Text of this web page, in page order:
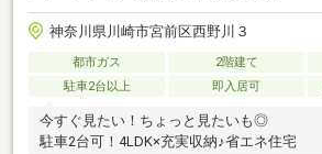
神奈川県川崎市宮前区西野川３
都市ガス 2階建て
駐車2台以上
即入居可
今すぐ見たい！ちょっと見たいも◎
駐車2台可！4LDK×充実収納♪省エネ住宅